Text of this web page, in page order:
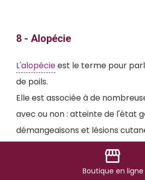
8 - Alopécie
L'alopécieest le terme pour
de poils.
Elle est associée à de
avec ou non : atteinte de l'état
démangeaisons et lésions
: sexuelle,storefront
Boutique en ligne